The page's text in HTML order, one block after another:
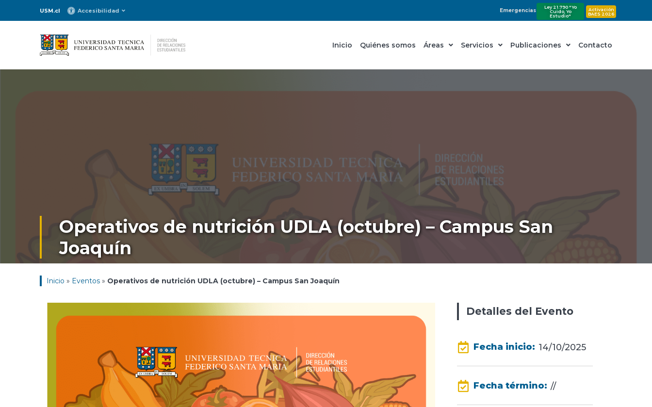
USM.cl Accesibilidad Emergencias
Ley 21.790 "Yo
Cuido, Yo
Estudio"
Activación
BAES 2026
Inicio Quiénes somos Áreas Servicios Publicaciones Contacto
Operativos de nutrición UDLA (octubre) – Campus San
Joaquín
Inicio » Eventos » Operativos de nutrición UDLA (octubre) – Campus San Joaquín
Detalles del Evento
Fecha inicio: 14/10/2025
Fecha término: //